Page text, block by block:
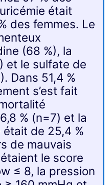
était
des femmes. Le
(68 %), la
et le sulfate de
Dans 51,4 %
s’est fait
% (n=7) et la
de 25,4 %
de mauvais
le score
≤ 8, la pression